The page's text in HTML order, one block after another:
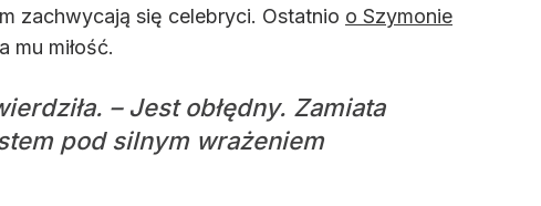
zachwycają się celebryci. Ostatnio o Szymonie
mu miłość.
– Jest obłędny. Zamiata
pod silnym wrażeniem